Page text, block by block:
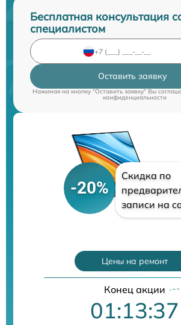
Бесплатная консультация
специалистом
Оставить заявку
Нажимая на кнопку "Оставить заявку" Вы
конфиденциальности
-20%
Скидка по
записи на
Цены на ремонт
Конец акции
01:13:36